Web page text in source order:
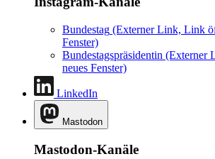
Bundestag (Externer Link, Link
Fenster)
Bundestagspräsidentin (Externer
neues Fenster)
LinkedIn
Mastodon
Mastodon-Kanäle